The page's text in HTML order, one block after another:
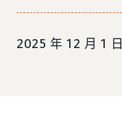
2025 年 12 月 1 日